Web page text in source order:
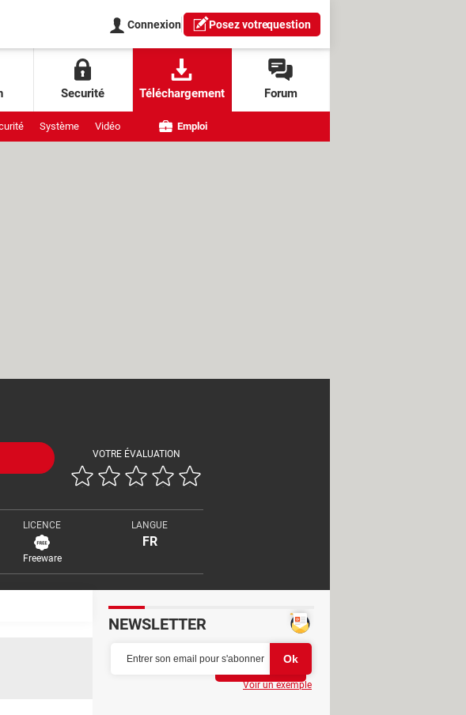
Connexion Posez votrequestion
Securité Téléchargement Forum
Système Vidéo Emploi
VOTRE ÉVALUATION
LICENCE
Freeware
LANGUE
FR
NEWSLETTER
Voir un exemple